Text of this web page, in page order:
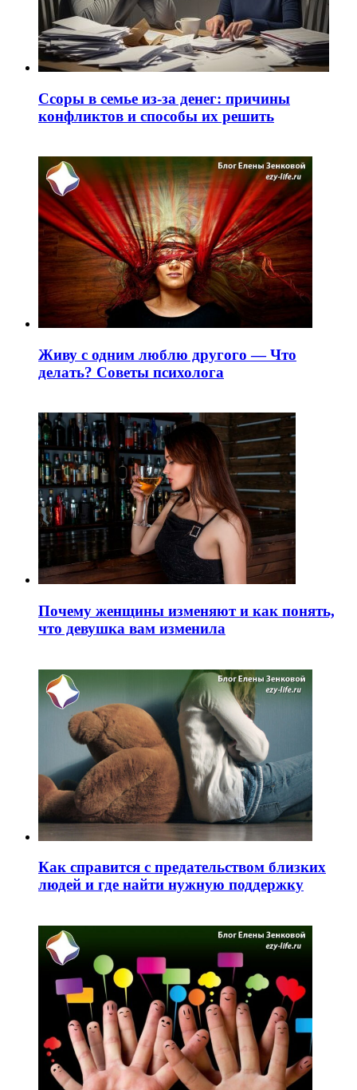
Ссоры в семье из-за денег: причины
конфликтов и способы их решить
Живу с одним люблю другого — Что
делать? Советы психолога
Почему женщины изменяют и как понять,
что девушка вам изменила
Как справится с предательством близких
людей и где найти нужную поддержку